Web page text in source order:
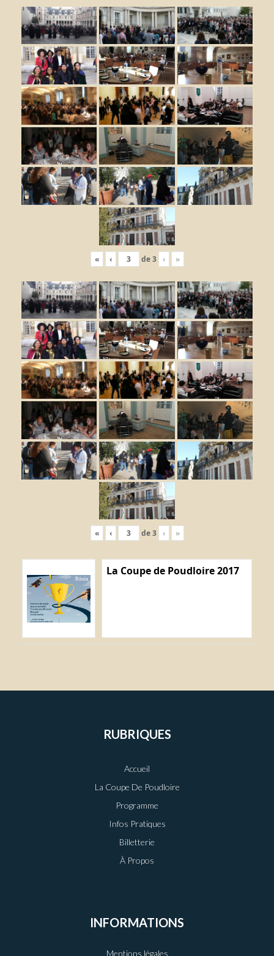
« ‹ de3 › »
« ‹ de3 › »
La Coupe de Poudloire 2017
RUBRIQUES
Accueil
La Coupe De Poudloire
Programme
Infos Pratiques
Billetterie
À Propos
INFORMATIONS
Mentions légales